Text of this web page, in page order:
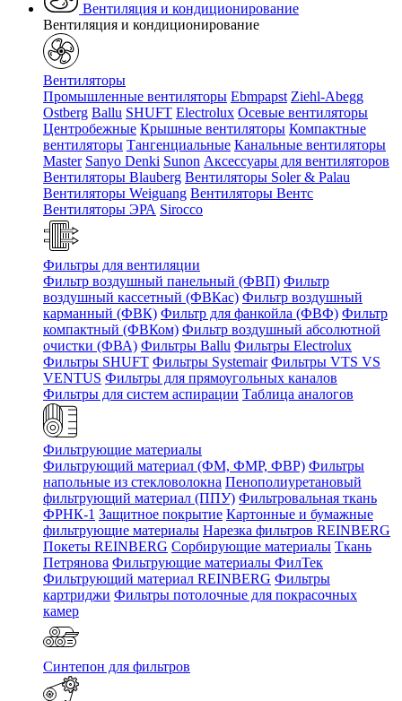
Вентиляция и кондиционирование
Вентиляция и кондиционирование
Вентиляторы
Промышленные вентиляторы Ebmpapst Ziehl-Abegg
Ostberg Ballu SHUFT Electrolux Осевые вентиляторы
Центробежные Крышные вентиляторы Компактные
вентиляторы Тангенциальные Канальные вентиляторы
Master Sanyo Denki Sunon Аксессуары для вентиляторов
Вентиляторы Blauberg Вентиляторы Soler & Palau
Вентиляторы Weiguang Вентиляторы Вентс
Вентиляторы ЭРА Sirocco
Фильтры для вентиляции
Фильтр воздушный панельный (ФВП) Фильтр
воздушный кассетный (ФВКас) Фильтр воздушный
карманный (ФВК) Фильтр для фанкойла (ФВФ) Фильтр
компактный (ФВКом) Фильтр воздушный абсолютной
очистки (ФВА) Фильтры Ballu Фильтры Electrolux
Фильтры SHUFT Фильтры Systemair Фильтры VTS VS
VENTUS Фильтры для прямоугольных каналов
Фильтры для систем аспирации Таблица аналогов
Фильтрующие материалы
Фильтрующий материал (ФМ, ФМР, ФВР) Фильтры
напольные из стекловолокна Пенополиуретановый
фильтрующий материал (ППУ) Фильтровальная ткань
ФРНК-1 Защитное покрытие Картонные и бумажные
фильтрующие материалы Нарезка фильтров REINBERG
Покеты REINBERG Сорбирующие материалы Ткань
Петрянова Фильтрующие материалы ФилТек
Фильтрующий материал REINBERG Фильтры
картриджи Фильтры потолочные для покрасочных
камер
Синтепон для фильтров